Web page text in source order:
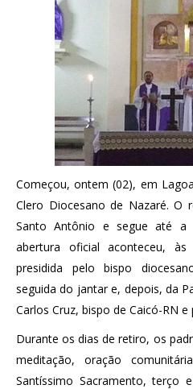
Começou, ontem (02), em
Clero Diocesano de Nazaré. O
Santo Antônio e segue até a
abertura oficial aconteceu,
presidida pelo bispo
seguida do jantar e, depois, da
Carlos Cruz, bispo de Caicó-RN
Durante os dias de retiro, os
meditação, oração
Santíssimo Sacramento, terço